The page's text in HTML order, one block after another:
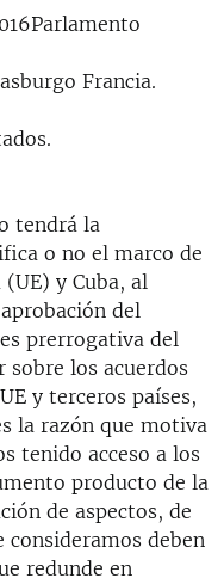
Francia.
tendrá la
o no el marco de
y Cuba, al
del
prerrogativa del
sobre los acuerdos
y terceros países,
la razón que motiva
tenido acceso a los
producto de la
de aspectos, de
deben
redunde en